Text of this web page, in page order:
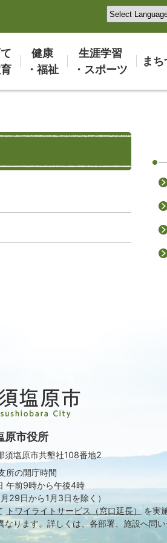
健康
・福祉
生涯学習
・スポーツ
まち
原市役所
塩原市共墾社108番地2
所の開庁時間
午前9時から午後4時
29日から1月3日を除く）
トワイライトサービス（窓口延長）
を実
ります。 詳しくは、各部署、施設へ問い